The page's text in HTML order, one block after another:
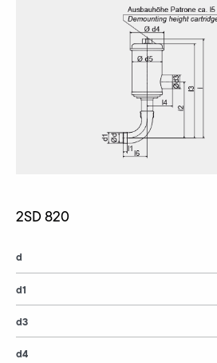
2SD 820
d
d1
d3
d4